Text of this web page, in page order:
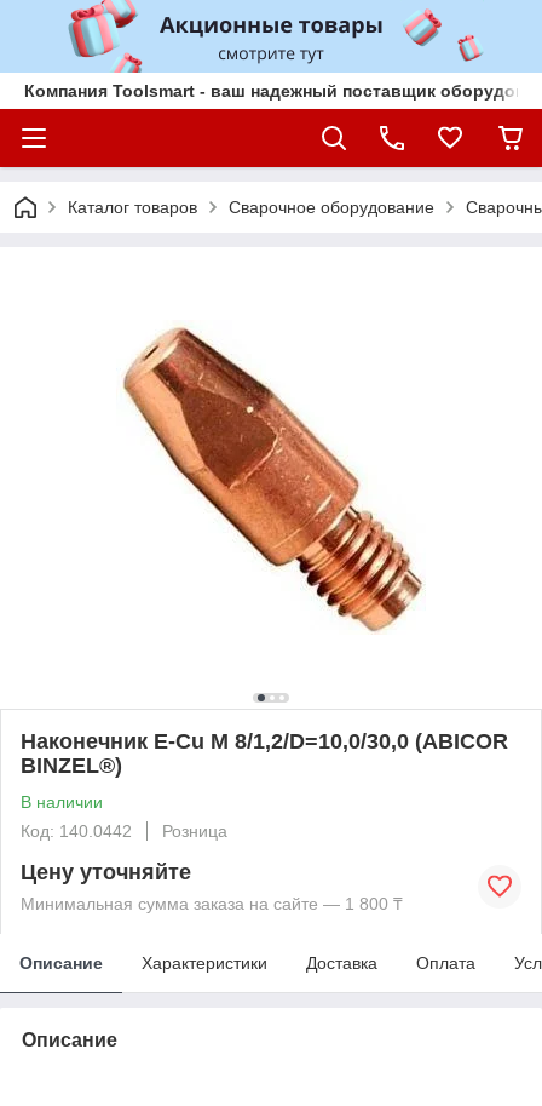
Компания Toolsmart - ваш надежный поставщик
Каталог товаров Сварочное оборудование
Наконечник E-Cu M 8/1,2/D=10,0/30,0 (ABICOR
BINZEL®)
В наличии
Код: 140.0442
Розница
Цену уточняйте
Минимальная сумма заказа на сайте — 1 800 ₸
Описание Характеристики Доставка Оплата
Описание